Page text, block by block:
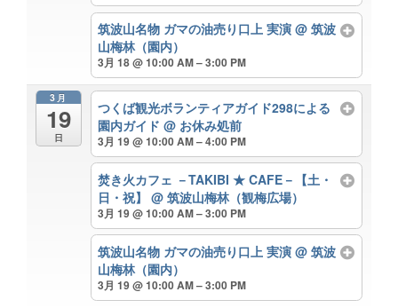
筑波山名物 ガマの油売り口上 実演@ 筑波
山梅林（園内）
3月 18 @ 10:00 AM – 3:00 PM
3月
19
日
つくば観光ボランティアガイド298による
園内ガイド@ お休み処前
3月 19 @ 10:00 AM – 4:00 PM
焚き火カフェ －TAKIBI ★ CAFE－【土・
日・祝】@ 筑波山梅林（観梅広場）
3月 19 @ 10:00 AM – 3:00 PM
筑波山名物 ガマの油売り口上 実演@ 筑波
山梅林（園内）
3月 19 @ 10:00 AM – 3:00 PM